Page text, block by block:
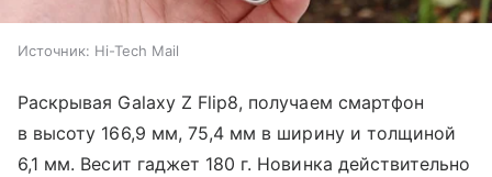
Источник: Hi-Tech Mail
Раскрывая Galaxy Z Flip8, получаем смартфон
в высоту 166,9 мм, 75,4 мм в ширину и толщиной
6,1 мм. Весит гаджет 180 г. Новинка действительно